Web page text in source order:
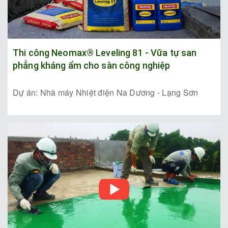
Thi công Neomax® Leveling 81 - Vữa tự san
phẳng kháng ẩm cho sàn công nghiệp
Dự án: Nhà máy Nhiệt điện Na Dương - Lạng Sơn